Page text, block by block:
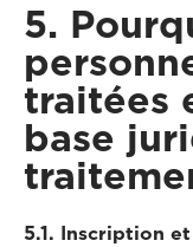
5.
traitées
base
5.1. Inscription